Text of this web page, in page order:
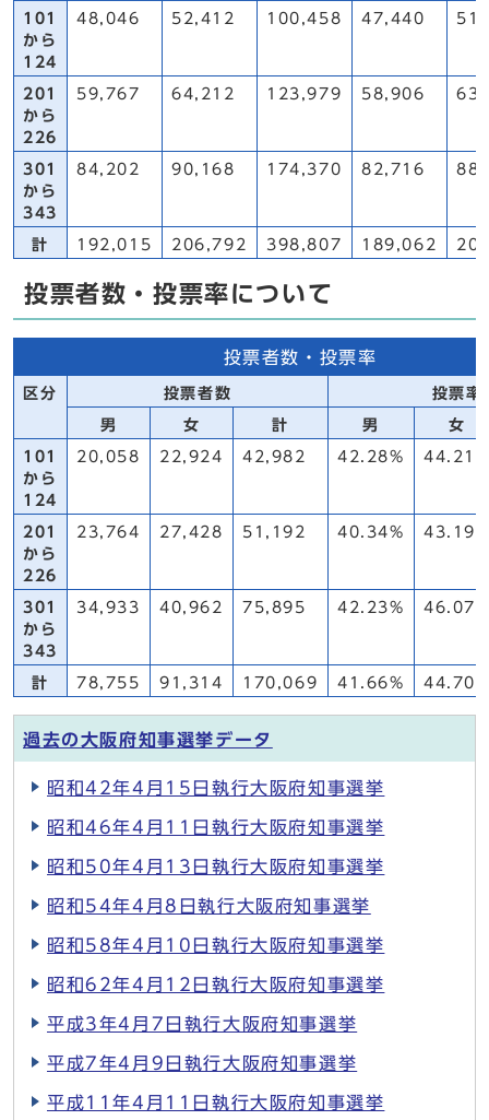
101
から
124
48,046 52,412 100,458 47,440
201
から
226
59,767 64,212 123,979 58,906
301
から
343
84,202 90,168 174,370 82,716
計 192,015 206,792 398,807 189,062
投票者数・投票率について
投票者数・投票率
区分 投票者数 投票率
男 女 計 男 女
101
から
124
20,058 22,924 42,982 42.28%
201
から
226
23,764 27,428 51,192 40.34%
301
から
343
34,933 40,962 75,895 42.23%
計 78,755 91,314 170,069 41.66%
過去の大阪府知事選挙データ
昭和42年4月15日執行大阪府知事選挙
昭和46年4月11日執行大阪府知事選挙
昭和50年4月13日執行大阪府知事選挙
昭和54年4月8日執行大阪府知事選挙
昭和58年4月10日執行大阪府知事選挙
昭和62年4月12日執行大阪府知事選挙
平成3年4月7日執行大阪府知事選挙
平成7年4月9日執行大阪府知事選挙
平成11年4月11日執行大阪府知事選挙